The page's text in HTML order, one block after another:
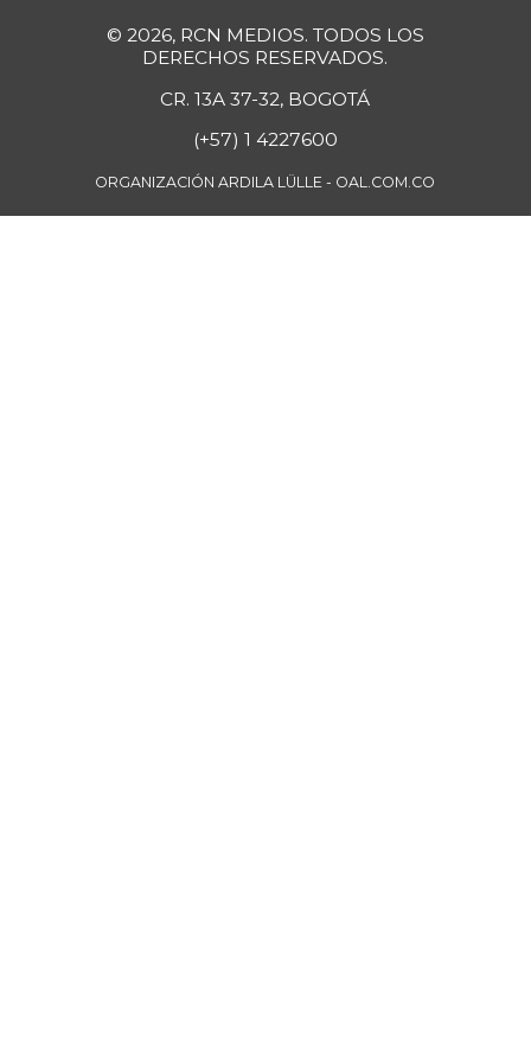
© 2026, RCN MEDIOS. TODOS LOS
DERECHOS RESERVADOS.
CR. 13A 37-32, BOGOTÁ
(+57) 1 4227600
ORGANIZACIÓN ARDILA LÜLLE - OAL.COM.CO